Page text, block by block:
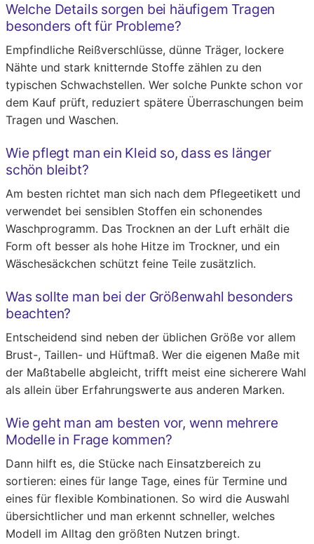
Welche Details sorgen bei häufigem Tragen
besonders oft für Probleme?
Empfindliche Reißverschlüsse, dünne Träger, lockere
Nähte und stark knitternde Stoffe zählen zu den
typischen Schwachstellen. Wer solche Punkte schon vor
dem Kauf prüft, reduziert spätere Überraschungen beim
Tragen und Waschen.
Wie pflegt man ein Kleid so, dass es länger
schön bleibt?
Am besten richtet man sich nach dem Pflegeetikett und
verwendet bei sensiblen Stoffen ein schonendes
Waschprogramm. Das Trocknen an der Luft erhält die
Form oft besser als hohe Hitze im Trockner, und ein
Wäschesäckchen schützt feine Teile zusätzlich.
Was sollte man bei der Größenwahl besonders
beachten?
Entscheidend sind neben der üblichen Größe vor allem
Brust-, Taillen- und Hüftmaß. Wer die eigenen Maße mit
der Maßtabelle abgleicht, trifft meist eine sicherere Wahl
als allein über Erfahrungswerte aus anderen Marken.
Wie geht man am besten vor, wenn mehrere
Modelle in Frage kommen?
Dann hilft es, die Stücke nach Einsatzbereich zu
sortieren: eines für lange Tage, eines für Termine und
eines für flexible Kombinationen. So wird die Auswahl
übersichtlicher und man erkennt schneller, welches
Modell im Alltag den größten Nutzen bringt.